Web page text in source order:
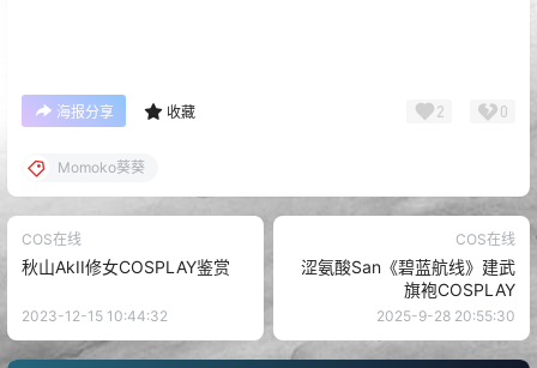
海报分享 收藏 2 0
Momoko葵葵
COS在线
秋山AkII修女COSPLAY鉴赏
2023-12-15 10:44:32
COS在线
涩氨酸San《碧蓝航线》建武
旗袍COSPLAY
2025-9-28 20:55:30